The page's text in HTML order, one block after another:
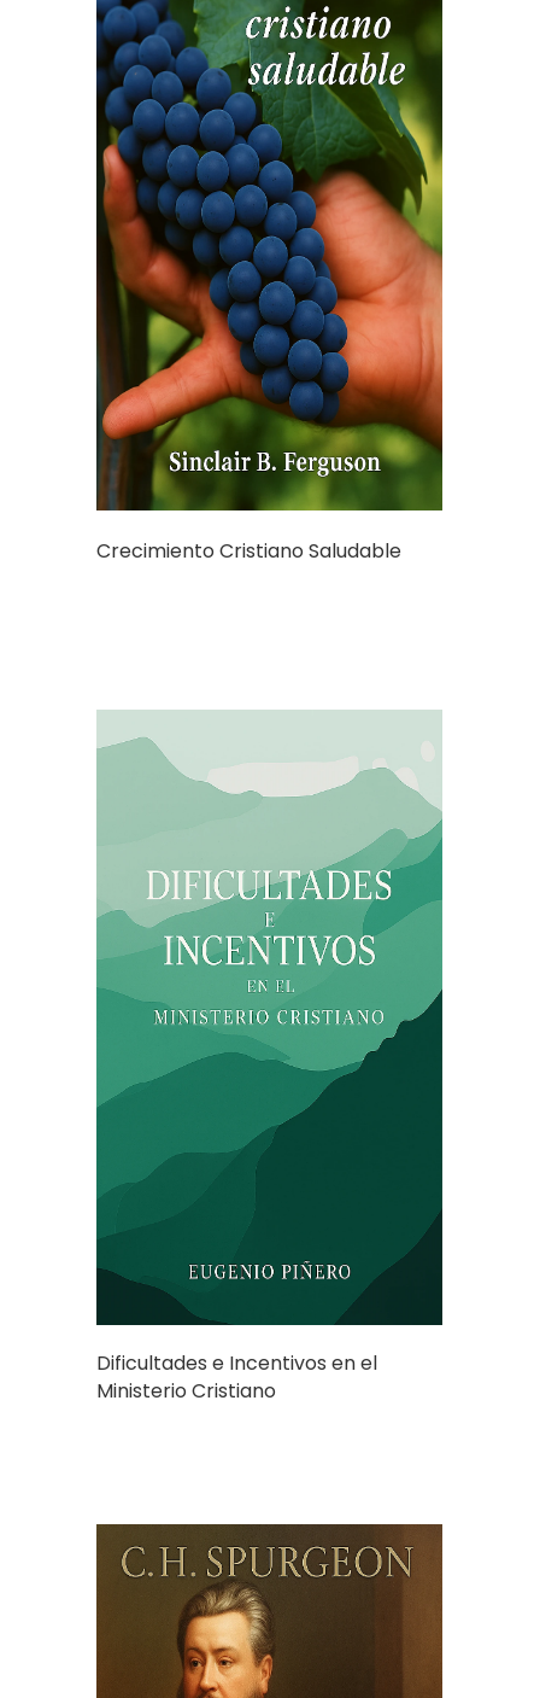
Crecimiento Cristiano Saludable
Dificultades e Incentivos en el
Ministerio Cristiano